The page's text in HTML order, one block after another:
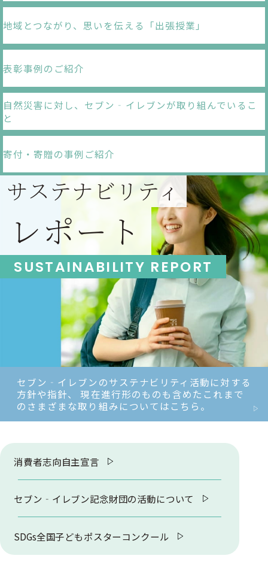
地域とつながり、 思いを伝える「出張授業」
表彰事例のご紹介
自然災害に対し、 セブン‐イレブンが取り組んでいるこ
と
寄付・寄贈の事例ご紹介
サステナビリティ
レポート
SUSTAINABILITY REPORT
セブン‐イレブンのサステナビリティ活動に対する
方針や指針、
現在進行形のものも含めたこれまで
のさまざまな取り組みについてはこちら。
消費者志向自主宣言
セブン‐イレブン記念財団の活動について
SDGs全国子どもポスターコンクール